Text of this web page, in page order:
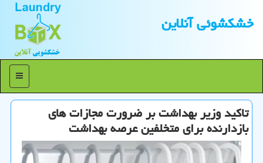
خشكشوئی آنلاین
منو
تاكید وزیر بهداشت بر ضرورت مجازات های
بازدارنده برای متخلفین عرصه بهداشت